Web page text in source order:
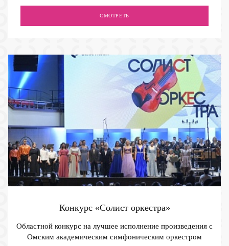
СМОТРЕТЬ
Конкурс «Солист оркестра»
Областной конкурс на лучшее исполнение произведения с
Омским академическим симфоническим оркестром